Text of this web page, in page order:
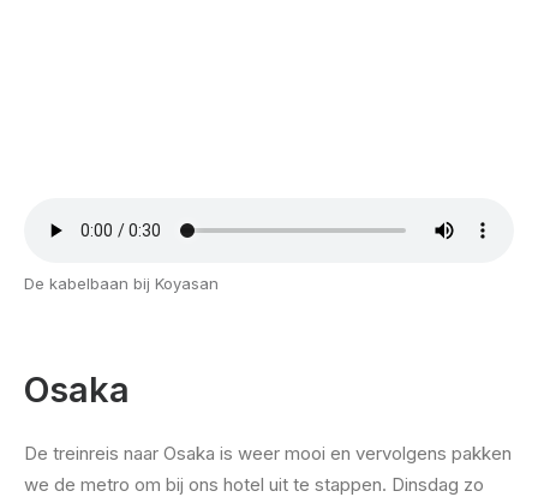
De kabelbaan bij Koyasan
Osaka
De treinreis naar Osaka is weer mooi en vervolgens pakken
we de metro om bij ons hotel uit te stappen. Dinsdag zo